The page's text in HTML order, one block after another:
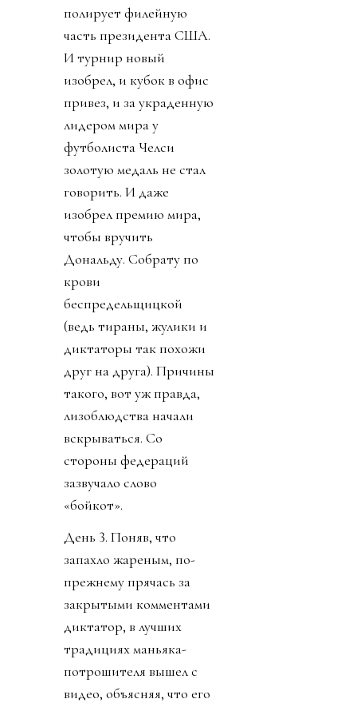
полирует филейную
часть президента США.
И турнир новый
изобрел, и кубок в офис
привез, и за украденную
лидером мира у
футболиста Челси
золотую медаль не стал
говорить. И даже
изобрел премию мира,
чтобы вручить
Дональду. Собрату по
крови
беспредельщицкой
(ведь тираны, жулики и
диктаторы так похожи
друг на друга). Причины
такого, вот уж правда,
лизоблюдства начали
вскрываться. Со
стороны федераций
зазвучало слово
«бойкот».
День 3. Поняв, что
запахло жареным, по-
прежнему прячась за
закрытыми комментами
диктатор, в лучших
традициях маньяка-
потрошителя вышел с
видео, объясняя, что его